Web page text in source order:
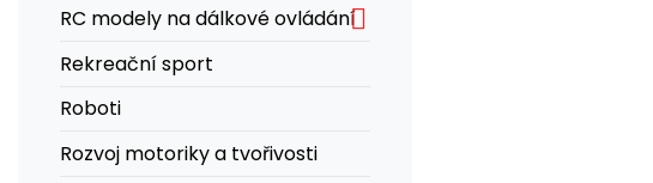
RC modely na dálkové ovládání
Rekreační sport
Roboti
Rozvoj motoriky a tvořivosti